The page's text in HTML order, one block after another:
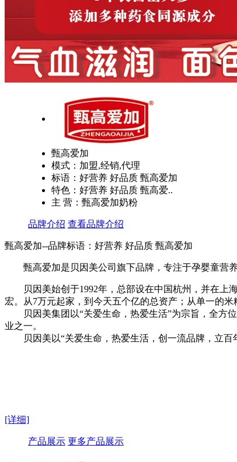
甄高爱加
模式：加盟,经销,代理
标语：好营养 好品质 甄高爱加
特色：好营养 好品质 甄高爱..
主 营：甄高爱加奶粉
品牌介绍 查看品牌介绍
甄高爱加--品牌标语： 好营养 好品质 甄高爱加
甄高爱加是贝因美公司旗下品牌，专注于孕婴童营养
贝因美始创于1992年，总部设在中国杭州，并在上海
宏。从7万元起家，到今天五个亿的总资产；从单一的
贝因美集团以“关爱生命，热爱生活”为宗旨，全方位
业之一。
贝因美以“关爱生命，热爱生活，创一流品牌，立百
[详细]
产品展示 更多产品展示